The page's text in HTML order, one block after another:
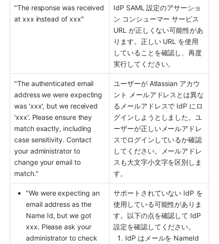
"The response was received
at xxx instead of xxx"
IdP SAML 設定のアサーショ
ン コンシューマー サービス
URL が正しくない可能性があ
ります。正しい URL を使用
していることを確認し、再度
実行してください。
"The authenticated email
address we were expecting
was 'xxx', but we received
'xxx'. Please ensure they
match exactly, including
case sensitivity. Contact
your administrator to
change your email to
match."
ユーザーが Atlassian アカウ
ント メールアドレスとは異な
るメールアドレスで IdP にロ
グインしようとしました。ユ
ーザーが正しいメールアドレ
スでログインしているか確認
してください。メールアドレ
スも大文字小文字を区別しま
す。
"We were expecting an
email address as the
Name Id, but we got
xxx. Please ask your
administrator to check
サポートされていない IdP を
使用している可能性がありま
す。以下の点を確認して IdP
設定を確認してください。
IdP はメールを NameId